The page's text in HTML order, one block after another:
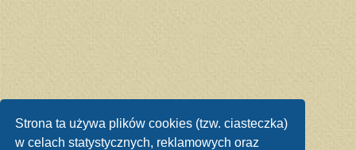
Strona ta używa plików cookies (tzw. ciasteczka)
w celach statystycznych, reklamowych oraz